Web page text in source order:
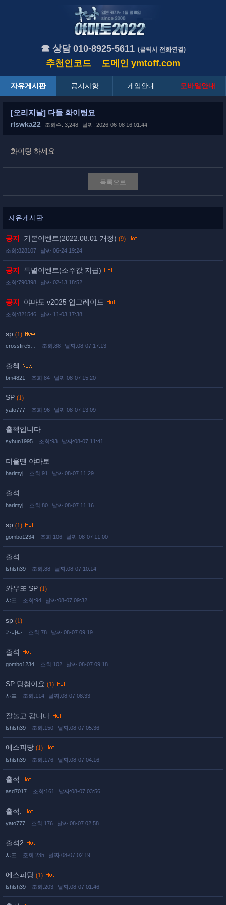
☎ 상담 010-8925-5611 (클릭시 전화연결)
추천인코드 도메인 ymtoff.com
자유게시판 공지사항 게임안내 모바일안내
[오리지날] 다들 화이팅요
rlswka22 조회수: 3,248 날짜: 2026-06-08 16:01:44
화이팅 하세요
목록으로
자유게시판
공지 기본이벤트(2022.08.01 개정) (9)
조회:828107 날짜:06-24 19:24
공지 특별이벤트(소주값 지급)
조회:790398 날짜:02-13 18:52
공지 야마토 v2025 업그레이드
조회:821546 날짜:11-03 17:38
sp (1)
crossfire5… 조회:88 날짜:08-07 17:13
출첵
bm4821 조회:84 날짜:08-07 15:20
SP (1)
yato777 조회:96 날짜:08-07 13:09
출첵입니다
syhun1995 조회:93 날짜:08-07 11:41
더울땐 야마토
harimyj 조회:91 날짜:08-07 11:29
출석
harimyj 조회:80 날짜:08-07 11:16
sp (1)
gombo1234 조회:106 날짜:08-07 11:00
출석
lshlsh39 조회:88 날짜:08-07 10:14
와우또 SP (1)
샤프 조회:94 날짜:08-07 09:32
sp (1)
가바나 조회:78 날짜:08-07 09:19
출석
gombo1234 조회:102 날짜:08-07 09:18
SP 당첨이요 (1)
샤프 조회:114 날짜:08-07 08:33
잘놀고 갑니다
lshlsh39 조회:150 날짜:08-07 05:36
에스피당 (1)
lshlsh39 조회:176 날짜:08-07 04:16
출석
asd7017 조회:161 날짜:08-07 03:56
출석.
yato777 조회:176 날짜:08-07 02:58
출석2
샤프 조회:235 날짜:08-07 02:19
에스피당 (1)
lshlsh39 조회:203 날짜:08-07 01:46